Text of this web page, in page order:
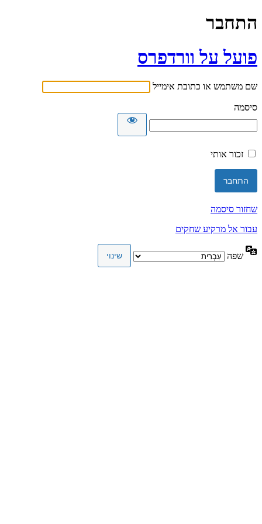
התחבר
פועל על וורדפרס
שם משתמש או כתובת אימייל
סיסמה
זכור אותי
שחזור סיסמה
עבור אל מרקיע שחקים
שפה